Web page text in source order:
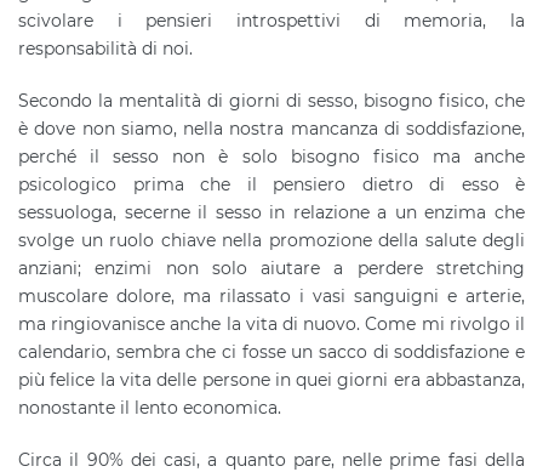
scivolare i pensieri introspettivi di memoria, la
responsabilità di noi.
Secondo la mentalità di giorni di sesso, bisogno fisico, che
è dove non siamo, nella nostra mancanza di soddisfazione,
perché il sesso non è solo bisogno fisico ma anche
psicologico prima che il pensiero dietro di esso è
sessuologa, secerne il sesso in relazione a un enzima che
svolge un ruolo chiave nella promozione della salute degli
anziani; enzimi non solo aiutare a perdere stretching
muscolare dolore, ma rilassato i vasi sanguigni e arterie,
ma ringiovanisce anche la vita di nuovo. Come mi rivolgo il
calendario, sembra che ci fosse un sacco di soddisfazione e
più felice la vita delle persone in quei giorni era abbastanza,
nonostante il lento economica.
Circa il 90% dei casi, a quanto pare, nelle prime fasi della